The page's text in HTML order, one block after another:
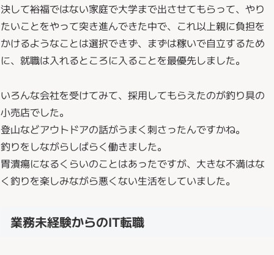
決して裕福ではない家庭で大学まで出させてもらって、やり
たいことをやって突き進んできた中で、これ以上親に負担を
かけるようなことは選択できず、まずは稼いで自立するため
に、就職は入れるところに入ることを最優先しました。
いろんな会社を受けてみて、採用してもらえたのが釣り具の
小売店でした。
登山などアウトドアの話がうまく刺さったんですかね。
釣りをしながらしばらく働きました。
胃潰瘍になるくらいのことはあったですが、大きな不満はな
く釣りを楽しみながら悪くない生活をしていました。
業務未経験からのIT転職